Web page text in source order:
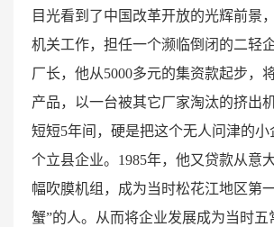
目光看到了中国改革开放的光辉前景
机关工作，担任一个濒临倒闭的二轻
厂长，他从5000多元的集资款起步，
产品，以一台被其它厂家淘汰的挤出
短短5年间，硬是把这个无人问津的
个立县企业。1985年，他又贷款从意
幅吹膜机组，成为当时松花江地区第
蟹”的人。从而将企业发展成为当时五